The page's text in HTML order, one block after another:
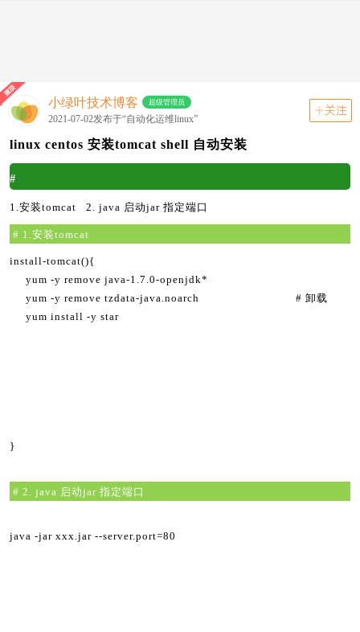
小绿叶技术博客 超级管理员
2021-07-02发布于“自动化运维linux”
关注
linux centos 安装tomcat shell 自动安装
#
1.安装tomcat 2. java 启动jar 指定端口
# 1.安装tomcat
install-tomcat(){
yum -y remove java-1.7.0-openjdk*
yum -y remove tzdata-java.noarch # 卸载
yum install -y star
}
# 2. java 启动jar 指定端口
java -jar xxx.jar --server.port=80